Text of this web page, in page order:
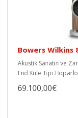
Bowers Wilkins
Akustik Sanatın ve
End Kule Tipi
69.100,00€